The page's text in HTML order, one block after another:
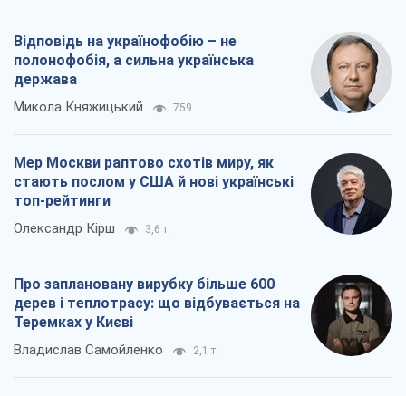
Відповідь на українофобію – не
полонофобія, а сильна українська
держава
Микола Княжицький 759
Мер Москви раптово схотів миру, як
стають послом у США й нові українські
топ-рейтинги
Олександр Кірш 3,6 т.
Про заплановану вирубку більше 600
дерев і теплотрасу: що відбувається на
Теремках у Києві
Владислав Самойленко 2,1 т.